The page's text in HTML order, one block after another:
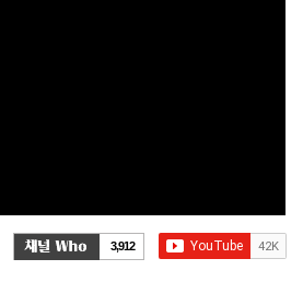
3,912